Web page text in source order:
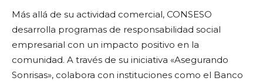
Más allá de su actividad comercial, CONSESO
desarrolla programas de responsabilidad social
empresarial con un impacto positivo en la
comunidad. A través de su iniciativa «Asegurando
Sonrisas», colabora con instituciones como el Banco